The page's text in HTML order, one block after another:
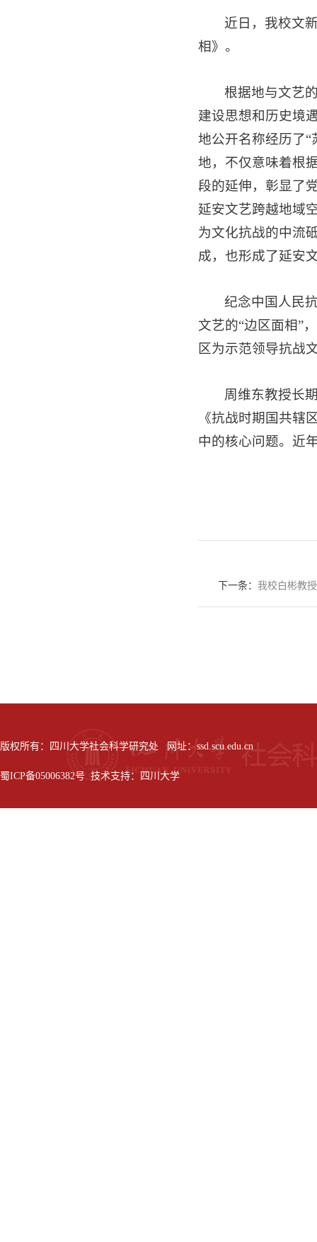
近日，我校文
相》。
根据地与文艺
建设思想和历史境
地公开名称经历了“
地，不仅意味着根
段的延伸，彰显了
延安文艺跨越地域
为文化抗战的中流
成，也形成了延安
纪念中国人民
文艺的“边区面相”
区为示范领导抗战
周维东教授长
《抗战时期国共辖
中的核心问题。近
下一条： 我校白彬教
版权所有：四川大学社会科学研究处 网址：ssd.scu.edu.cn
蜀ICP备05006382号 技术支持：四川大学